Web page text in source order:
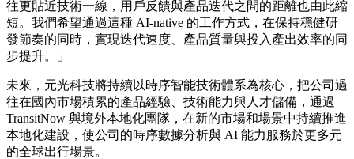
往更貼近技術一線，用戶反饋與產品迭代之間的距離也由此縮
短。我們希望通過這種 AI-native 的工作方式，在保持穩健研
發節奏的同時，實現迭代速度、產品質量與投入產出效率的同
步提升。」
未來，元光科技將持續以時序智能技術體系為核心，把公司過
往在國內市場積累的產品經驗、技術能力與人才儲備，通過
TransitNow 與境外本地化團隊，在新的市場和場景中持續推進
本地化建設，使公司的時序數據分析與 AI 能力服務於更多元
的全球出行場景。